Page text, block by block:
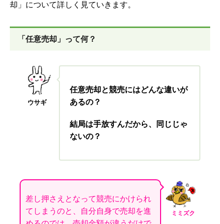
却」について詳しく見ていきます。
「任意売却」って何？
ウサギ
任意売却と競売にはどんな違いが
あるの？
結局は手放すんだから、同じじゃ
ないの？
ミミズク
差し押さえとなって競売にかけられ
てしまうのと、自分自身で売却を進